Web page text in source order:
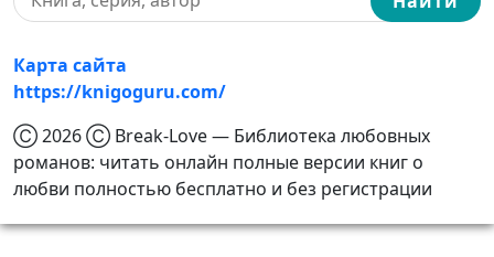
Карта сайта
https://knigoguru.com/
Ⓒ 2026 Ⓒ Break-Love — Библиотека любовных
романов: читать онлайн полные версии книг о
любви полностью бесплатно и без регистрации